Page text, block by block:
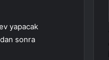
yapacak
sonra